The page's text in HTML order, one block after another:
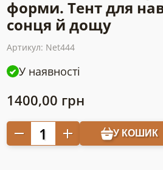
форми. Тент для
сонця й дощу
Артикул: Net444
У наявності
1400,00 грн
Затіняючий
тент-
У КОШИК